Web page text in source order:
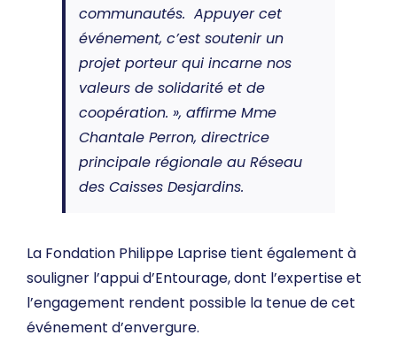
communautés. Appuyer cet
événement, c’est soutenir un
projet porteur qui incarne nos
valeurs de solidarité et de
coopération. », affirme Mme
Chantale Perron, directrice
principale régionale au Réseau
des Caisses Desjardins.
La Fondation Philippe Laprise tient également à
souligner l’appui d’Entourage, dont l’expertise et
l’engagement rendent possible la tenue de cet
événement d’envergure.